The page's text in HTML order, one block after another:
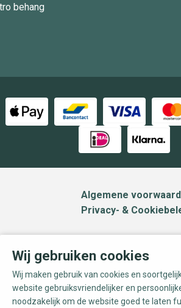
behang
Algemene
Privacy- &
Wij gebruiken cookies
Wij maken gebruik van cookies en
website gebruiksvriendelijker en
noodzakelijk om de website goed te laten